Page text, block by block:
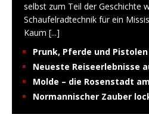
selbst zum Teil der Geschichte
Schaufelradtechnik für ein
Kaum [...]
Prunk, Pferde und
Neueste Reiseerlebnisse
Molde – die Rosenstadt
Normannischer Zauber